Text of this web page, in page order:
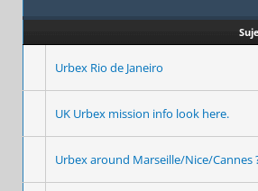
Urbex Rio de Janeiro
UK Urbex mission info look here.
Urbex around Marseille/Nice/Cannes